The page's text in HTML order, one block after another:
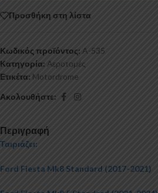
Προσθήκη στη λίστα
Κωδικός προϊόντος: A-535
Κατηγορία: Αεροτομές
Ετικέτα: Motordrome
Ακολουθήστε:
Περιγραφή
Ταιριάζει:
Ford Fiesta Mk8 Standard (2017-2021)